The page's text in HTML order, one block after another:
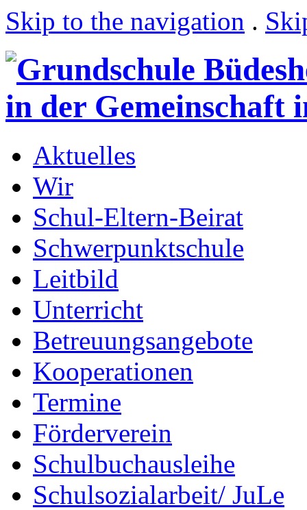
Skip to the navigation .
Aktuelles
Wir
Schul-Eltern-Beirat
Schwerpunktschule
Leitbild
Unterricht
Betreuungsangebote
Kooperationen
Termine
Förderverein
Schulbuchausleihe
Schulsozialarbeit/ JuLe